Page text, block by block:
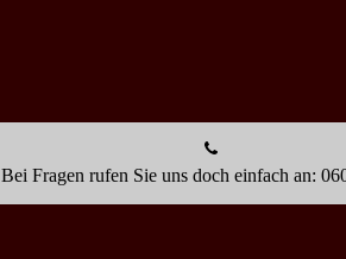
Bei Fragen rufen Sie uns doch einfach an: